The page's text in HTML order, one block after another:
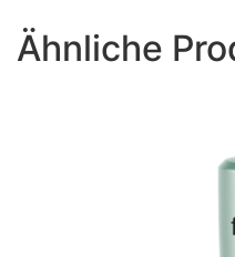
Ähnliche